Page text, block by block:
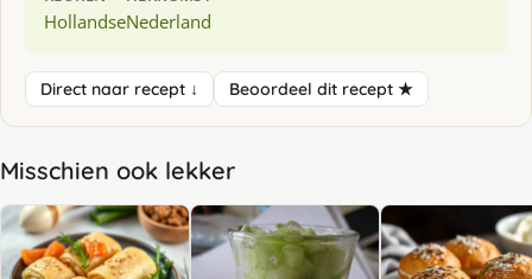
HollandseNederland
Direct naar recept ↓ Beoordeel dit recept ★
Misschien ook lekker